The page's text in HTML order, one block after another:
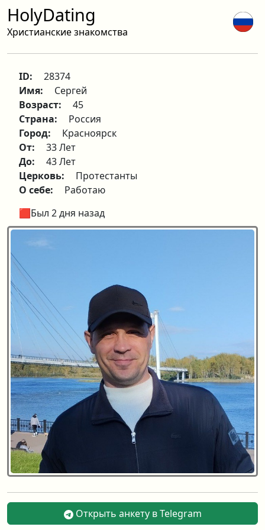
HolyDating
Христианские знакомства
ID:
28374
Имя:
Сергей
Возраст:
45
Страна:
Россия
Город:
Красноярск
От:
33 Лет
До:
43 Лет
Церковь:
Протестанты
О себе:
Работаю
🟥Был 2 дня назад
Открыть анкету в Telegram